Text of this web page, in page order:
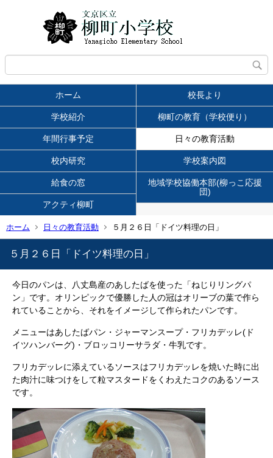
ホーム 校長より
学校紹介 柳町の教育（学校便り）
年間行事予定 日々の教育活動
校内研究 学校案内図
給食の窓
地域学校協働本部(柳っこ応援
団)
アクティ柳町
ホーム 日々の教育活動 ５月２６日「ドイツ料理の日」
５月２６日「ドイツ料理の日」
今日のパンは、八丈島産のあしたばを使った「ねじりリングパ
ン」です。オリンピックで優勝した人の冠はオリーブの葉で作ら
れていることから、それをイメージして作られたパンです。
メニューはあしたばパン・ジャーマンスープ・フリカデッレ(ド
イツハンバーグ)・ブロッコリーサラダ・牛乳です。
フリカデッレに添えているソースはフリカデッレを焼いた時に出
た肉汁に味つけをして粒マスタードをくわえたコクのあるソース
です。